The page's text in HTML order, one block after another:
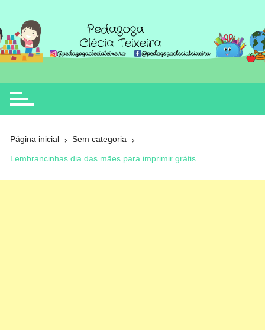
o
conteúdo
Clécia Teixeira
educação
Página inicial Sem categoria
Lembrancinhas dia das mães para imprimir grátis